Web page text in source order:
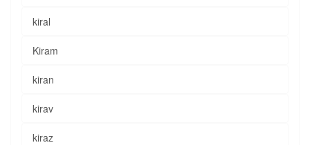
kiral
Kiram
kiran
kirav
kiraz